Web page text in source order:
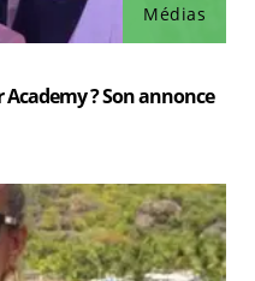
Médias
? Son annonce